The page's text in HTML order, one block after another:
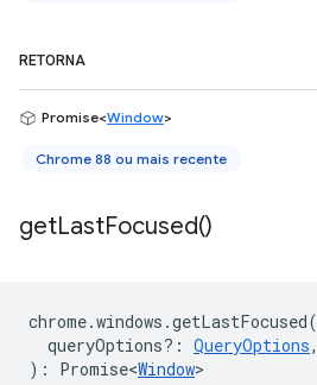
RETORNA
Promise<Window>
Chrome 88 ou mais recente
getLastFocused()
chrome.windows .getLastFocused(
queryOptions? : QueryOptions,
) : Promise<Window>